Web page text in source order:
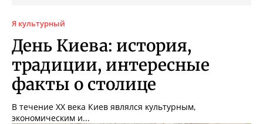
Я культурный
День Киева: история,
традиции, интересные
факты о столице
В течение XX века Киев являлся культурным,
экономическим и...